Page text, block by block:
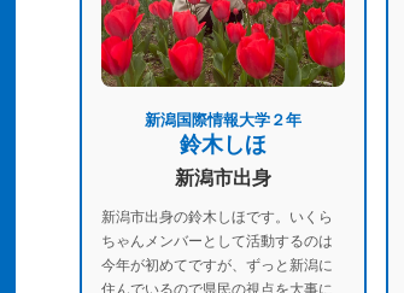
新潟国際情報大学２年
鈴木しほ
新潟市出身
新潟市出身の鈴木しほです。いくら
ちゃんメンバーとして活動するのは
今年が初めてですが、ずっと新潟に
住んでいるので県民の視点を大事に